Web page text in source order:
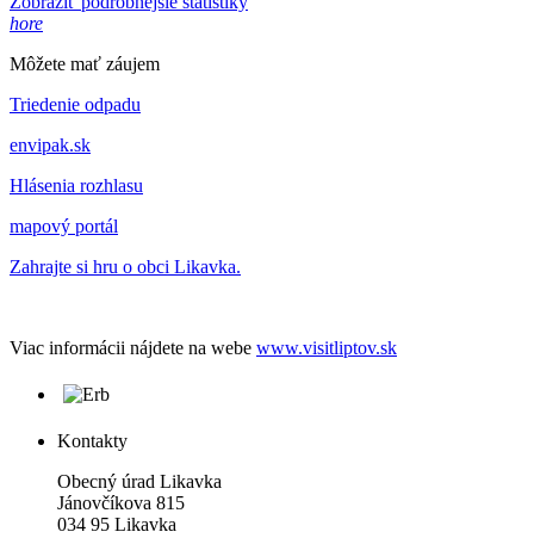
hore
Môžete mať záujem
Triedenie odpadu
envipak.sk
Hlásenia rozhlasu
mapový portál
Zahrajte si hru o obci Likavka.
Viac informácii nájdete na webe www.visitliptov.sk
Kontakty
Obecný úrad Likavka
Jánovčíkova 815
034 95 Likavka